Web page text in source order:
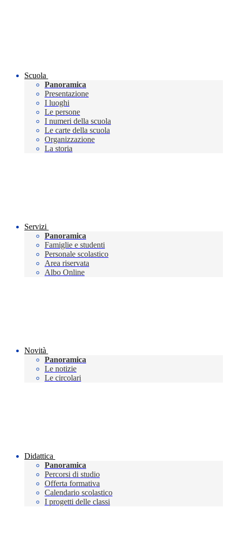
Scuola
Panoramica
Presentazione
I luoghi
Le persone
I numeri della scuola
Le carte della scuola
Organizzazione
La storia
Servizi
Panoramica
Famiglie e studenti
Personale scolastico
Area riservata
Albo Online
Novità
Panoramica
Le notizie
Le circolari
Didattica
Panoramica
Percorsi di studio
Offerta formativa
Calendario scolastico
I progetti delle classi